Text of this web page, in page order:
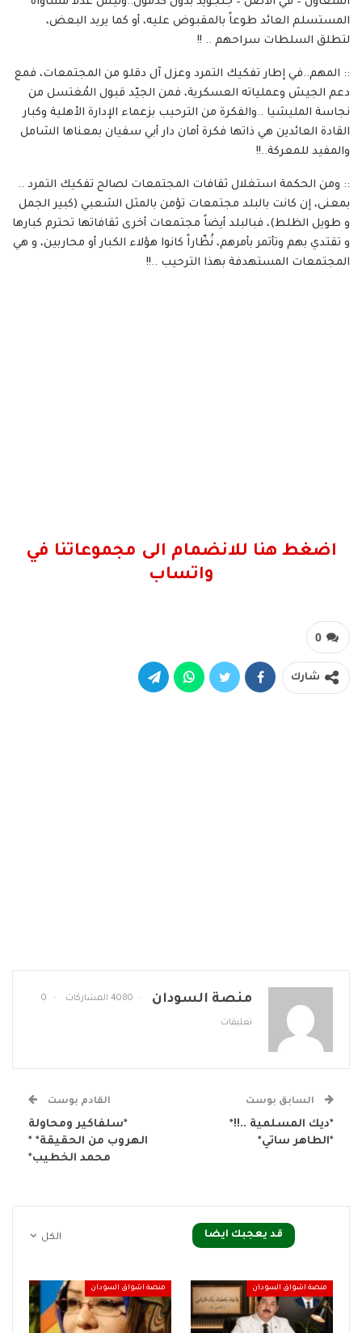
المستسلم العائد طوعاً بالمقبوض عليه، أو كما يريد البعض،
لتطلق السلطات سراحهم .. !!
:: المهم..في إطار تفكيك التمرد وعزل آل دقلو من المجتمعات، فمع
دعم الجيش وعملياته العسكرية، فمن الجيّد قبول المُغتسل من
نجاسة المليشيا ..والفكرة من الترحيب بزعماء الإدارة الأهلية وكبار
القادة العائدين هي ذاتها فكرة أمان دار أبي سفيان بمعناها الشامل
والمفيد للمعركة..!!
:: ومن الحكمة استغلال ثقافات المجتمعات لصالح تفكيك التمرد ..
بمعنى، إن كانت بالبلد مجتمعات تؤمن بالمثل الشعبي (كبير الجمل
و طويل الظلط)، فبالبلد أيضاً مجتمعات أخرى ثقافاتها تحترم كبارها
و تقتدي بهم وتأتمر بأمرهم، نُظّاراً كانوا هؤلاء الكبار أو محاربين، و هي
المجتمعات المستهدفة بهذا الترحيب ..!!
اضغط هنا للانضمام الى مجموعاتنا في
واتساب
0
شارك
منصة السودان 4080 المشاركات 0
تعليقات
السابق بوست
*ديك المسلمية ..!!*
*الطاهر ساتي*
القادم بوست
*سلفاكير ومحاولة
الهروب من الحقيقة* *
محمد الخطيب*
الكل قد يعجبك ايضا
منصة اشواق السودان منصة اشواق السودان